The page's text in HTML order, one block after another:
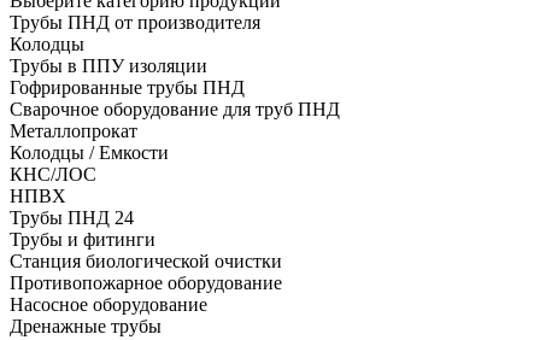
Трубы ПНД от производителя
Колодцы
Трубы в ППУ изоляции
Гофрированные трубы ПНД
Сварочное оборудование для труб ПНД
Металлопрокат
Колодцы / Емкости
КНС/ЛОС
НПВХ
Трубы ПНД 24
Трубы и фитинги
Cтанция биологической очистки
Противопожарное оборудование
Насосное оборудование
Дренажные трубы